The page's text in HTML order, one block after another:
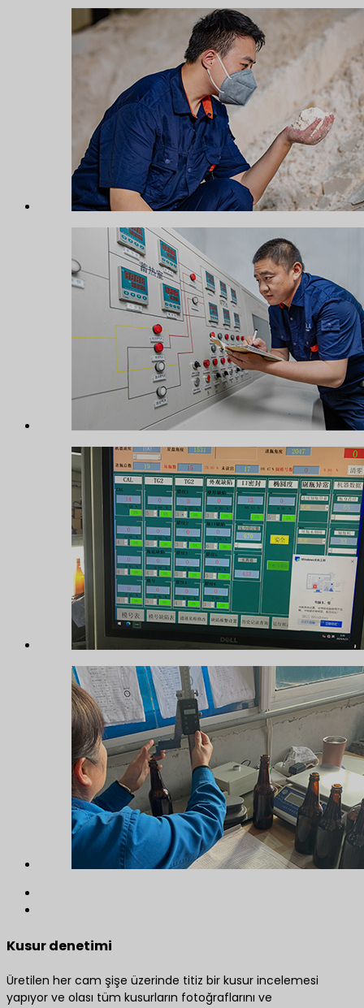
Kusur denetimi
Üretilen her cam şişe üzerinde titiz bir kusur incelemesi
yapıyor ve olası tüm kusurların fotoğraflarını ve